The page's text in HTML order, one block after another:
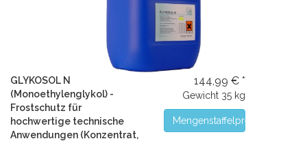
GLYKOSOL N
(Monoethylenglykol) -
Frostschutz für
hochwertige technische
Anwendungen (Konzentrat,
144,99 € *
Gewicht 35 kg
Mengenstaffelpreise